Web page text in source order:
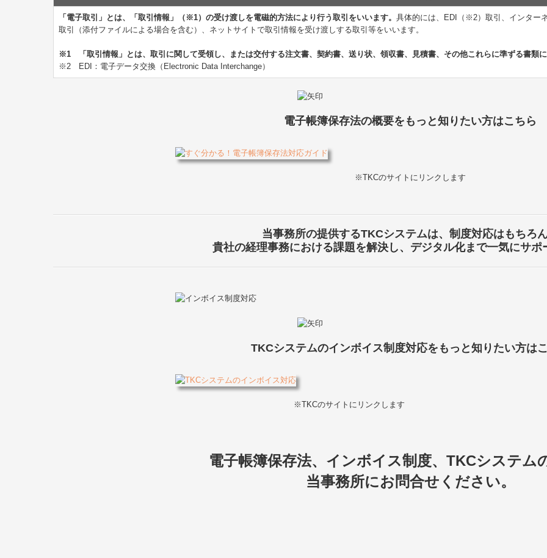
「電子取引」とは、「取引情報」（※1）の受け渡しを電磁的方法により行う取引をいいます。 具体的には、EDI（※2）取引、インター
取引（添付ファイルによる場合を含む）、ネットサイトで取引情報を受け渡しする取引等をいいます。
※1 「取引情報」とは、取引に関して受領し、または交付する注文書、契約書、送り状、領収書、見積書、その他これらに準ずる書類
※2 EDI：電子データ交換（Electronic Data Interchange）
電子帳簿保存法の概要をもっと知りたい方はこちら
※TKCのサイトにリンクします
当事務所の提供するTKCシステムは、制度対応はもちろ
貴社の経理事務における課題を解決し、デジタル化まで一気にサポ
TKCシステムのインボイス制度対応をもっと知りたい方は
※TKCのサイトにリンクします
電子帳簿保存法、インボイス制度、TKCシステム
当事務所にお問合せください。